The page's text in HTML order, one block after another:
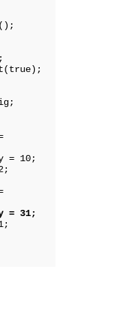
= 31;